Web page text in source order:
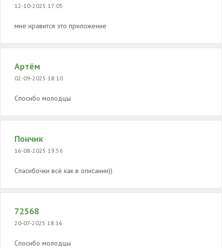
12-10-2025 17:05
мне нравится это приложение
Артём
02-09-2025 18:10
Спосибо молодцы
Пончик
16-08-2025 19:56
Спасибочки всё как в описании))
72568
20-07-2025 18:16
Спосибо молодцы